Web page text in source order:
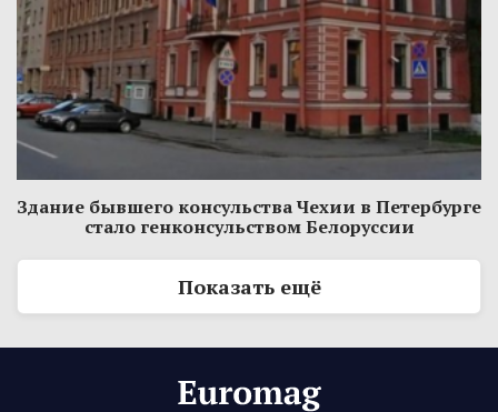
Здание бывшего консульства Чехии в Петербурге
стало генконсульством Белоруссии
Показать ещё